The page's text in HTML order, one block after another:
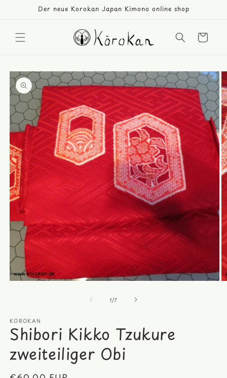
Der neue Korokan Japan Kimono online shop
Warenkorb
1/von
7
KOROKAN
Shibori Kikko Tzukure
zweiteiliger Obi